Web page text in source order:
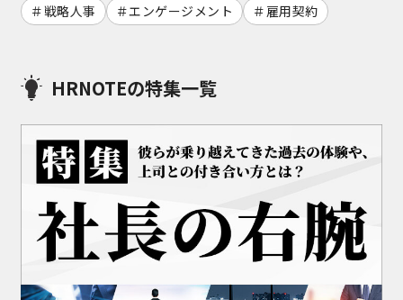
戦略人事
エンゲージメント 雇用契約
HRNOTEの特集一覧